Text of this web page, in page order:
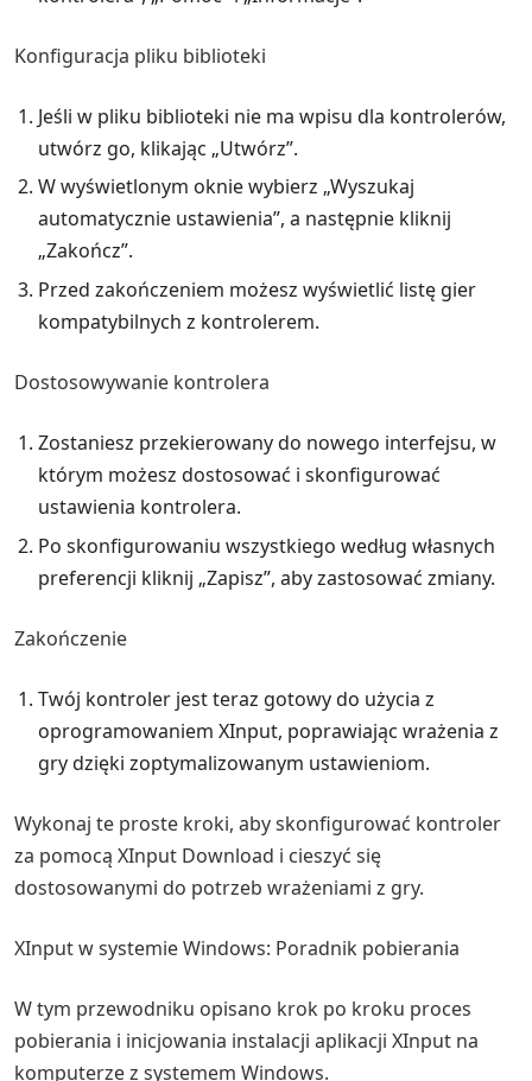
Konfiguracja pliku biblioteki
Jeśli w pliku biblioteki nie ma wpisu dla kontrolerów,
utwórz go, klikając „Utwórz”.
W wyświetlonym oknie wybierz „Wyszukaj
automatycznie ustawienia”, a następnie kliknij
„Zakończ”.
Przed zakończeniem możesz wyświetlić listę gier
kompatybilnych z kontrolerem.
Dostosowywanie kontrolera
Zostaniesz przekierowany do nowego interfejsu, w
którym możesz dostosować i skonfigurować
ustawienia kontrolera.
Po skonfigurowaniu wszystkiego według własnych
preferencji kliknij „Zapisz”, aby zastosować zmiany.
Zakończenie
Twój kontroler jest teraz gotowy do użycia z
oprogramowaniem XInput, poprawiając wrażenia z
gry dzięki zoptymalizowanym ustawieniom.
Wykonaj te proste kroki, aby skonfigurować kontroler
za pomocą XInput Download i cieszyć się
dostosowanymi do potrzeb wrażeniami z gry.
XInput w systemie Windows: Poradnik pobierania
W tym przewodniku opisano krok po kroku proces
pobierania i inicjowania instalacji aplikacji XInput na
komputerze z systemem Windows.